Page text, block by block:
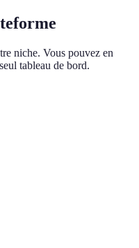
niche. Vous pouvez en
tableau de bord.